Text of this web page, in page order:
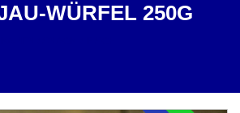
WÜRFEL 250G